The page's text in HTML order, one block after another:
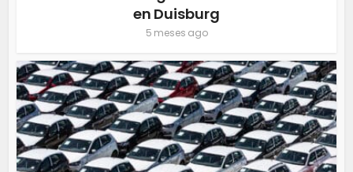
en Duisburg
5 meses ago